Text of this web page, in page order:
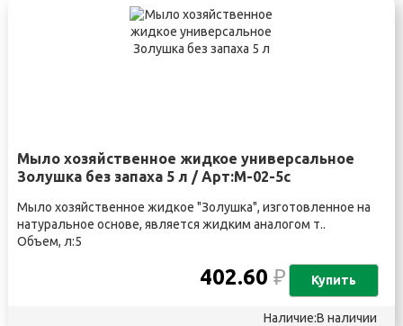
Мыло хозяйственное жидкое универсальное
Золушка без запаха 5 л / Арт:М-02-5с
Мыло хозяйственное жидкое "Золушка", изготовленное на
натуральное основе, является жидким аналогом т..
Объем, л:5
402.60₽ Купить
Наличие:В наличии